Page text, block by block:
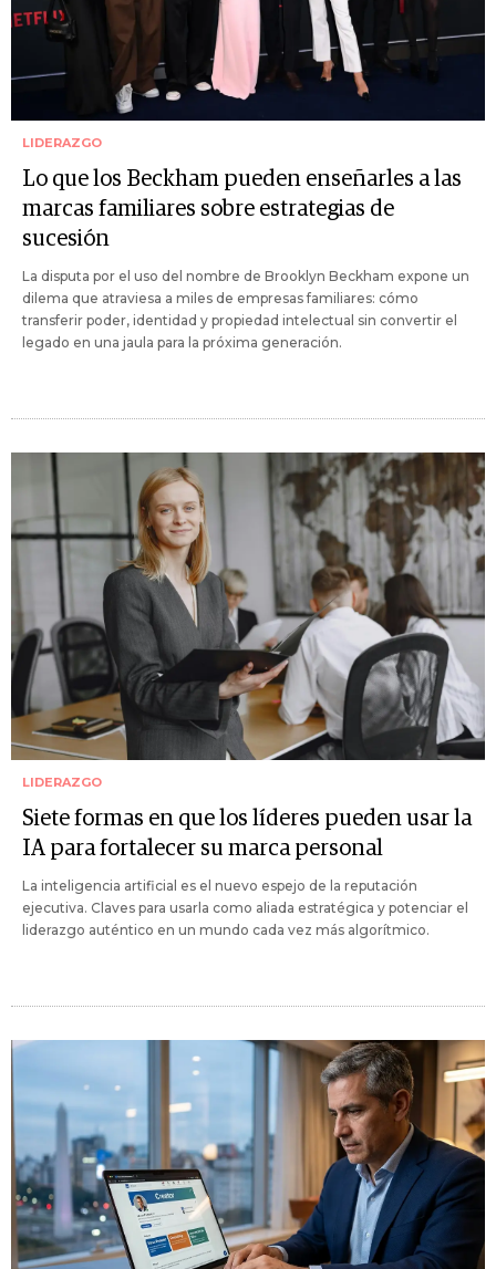
LIDERAZGO
Lo que los Beckham pueden enseñarles a las
marcas familiares sobre estrategias de
sucesión
La disputa por el uso del nombre de Brooklyn Beckham expone un
dilema que atraviesa a miles de empresas familiares: cómo
transferir poder, identidad y propiedad intelectual sin convertir el
legado en una jaula para la próxima generación.
LIDERAZGO
Siete formas en que los líderes pueden usar la
IA para fortalecer su marca personal
La inteligencia artificial es el nuevo espejo de la reputación
ejecutiva. Claves para usarla como aliada estratégica y potenciar el
liderazgo auténtico en un mundo cada vez más algorítmico.